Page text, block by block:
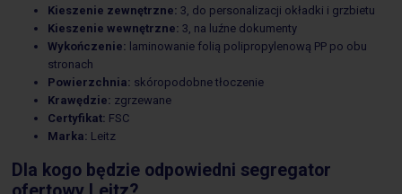
Kieszenie zewnętrzne: 3, do personalizacji okładki i grzbietu
Kieszenie wewnętrzne: 3, na luźne dokumenty
Wykończenie: laminowanie folią polipropylenową PP po obu
stronach
Powierzchnia: skóropodobne tłoczenie
Krawędzie: zgrzewane
Certyfikat: FSC
Marka: Leitz
Dla kogo będzie odpowiedni segregator